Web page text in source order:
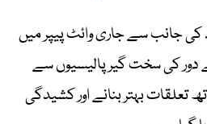
کی جانب سے جاری وائٹ پیپر میں
کی سخت گیر پالیسیوں سے
تعلقات بہتر بنانے اور کشیدگی